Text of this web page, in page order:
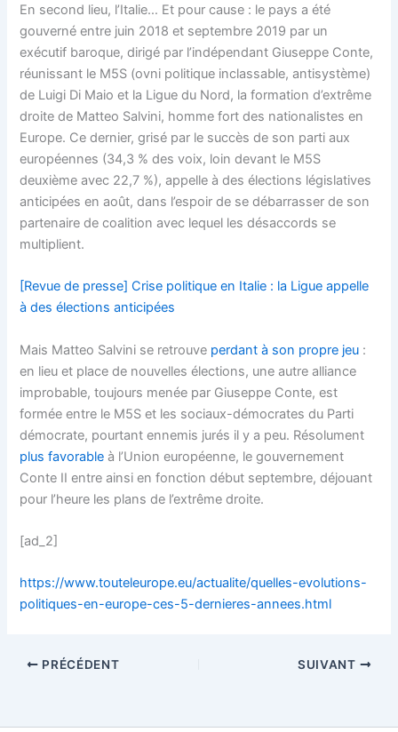
En second lieu, l’Italie… Et pour cause : le pays a été
gouverné entre juin 2018 et septembre 2019 par un
exécutif baroque, dirigé par l’indépendant Giuseppe Conte,
réunissant le M5S (ovni politique inclassable, antisystème)
de Luigi Di Maio et la Ligue du Nord, la formation d’extrême
droite de Matteo Salvini, homme fort des nationalistes en
Europe. Ce dernier, grisé par le succès de son parti aux
européennes (34,3 % des voix, loin devant le M5S
deuxième avec 22,7 %), appelle à des élections législatives
anticipées en août, dans l’espoir de se débarrasser de son
partenaire de coalition avec lequel les désaccords se
multiplient.
[Revue de presse] Crise politique en Italie : la Ligue appelle
à des élections anticipées
Mais Matteo Salvini se retrouve perdant à son propre jeu :
en lieu et place de nouvelles élections, une autre alliance
improbable, toujours menée par Giuseppe Conte, est
formée entre le M5S et les sociaux-démocrates du Parti
démocrate, pourtant ennemis jurés il y a peu. Résolument
plus favorable à l’Union européenne, le gouvernement
Conte II entre ainsi en fonction début septembre, déjouant
pour l’heure les plans de l’extrême droite.
[ad_2]
https://www.touteleurope.eu/actualite/quelles-evolutions-
politiques-en-europe-ces-5-dernieres-annees.html
PRÉCÉDENT SUIVANT